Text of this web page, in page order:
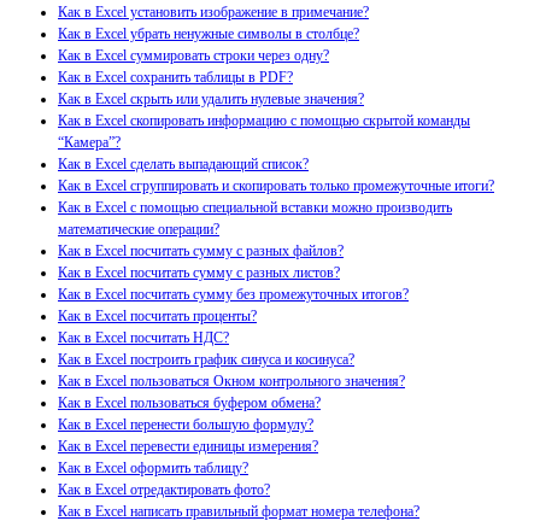
Как в Excel установить изображение в примечание?
Как в Excel убрать ненужные символы в столбце?
Как в Excel суммировать строки через одну?
Как в Excel сохранить таблицы в PDF?
Как в Excel скрыть или удалить нулевые значения?
Как в Excel скопировать информацию с помощью скрытой команды
“Камера”?
Как в Excel сделать выпадающий список?
Как в Excel сгруппировать и скопировать только промежуточные итоги?
Как в Excel с помощью специальной вставки можно производить
математические операции?
Как в Excel посчитать сумму с разных файлов?
Как в Excel посчитать сумму с разных листов?
Как в Excel посчитать сумму без промежуточных итогов?
Как в Excel посчитать проценты?
Как в Excel посчитать НДС?
Как в Excel построить график синуса и косинуса?
Как в Excel пользоваться Окном контрольного значения?
Как в Excel пользоваться буфером обмена?
Как в Excel перенести большую формулу?
Как в Excel перевести единицы измерения?
Как в Excel оформить таблицу?
Как в Excel отредактировать фото?
Как в Excel написать правильный формат номера телефона?